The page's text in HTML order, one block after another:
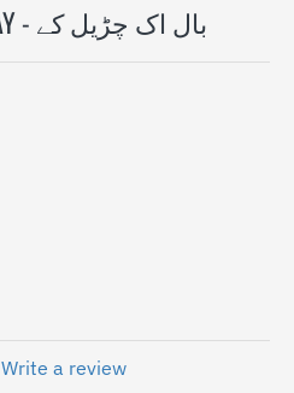
BAAL IK CHURAIL KAY - بال اک چڑیل کے
Write a review